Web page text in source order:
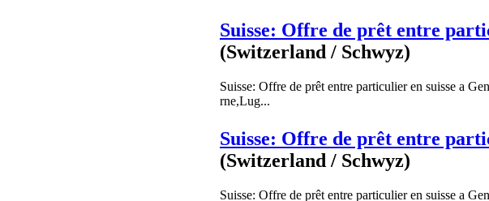
Suisse: Offre de prêt entre
(Switzerland / Schwyz)
Suisse: Offre de prêt entre particulier en suisse a
rne,Lug...
Suisse: Offre de prêt entre
(Switzerland / Schwyz)
Suisse: Offre de prêt entre particulier en suisse a